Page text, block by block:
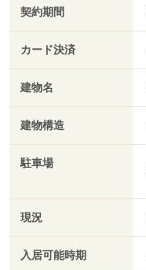
契約期間
カード決済
建物名
建物構造
駐車場
現況
入居可能時期